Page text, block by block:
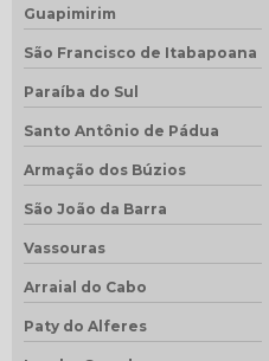
Guapimirim
São Francisco de Itabapoana
Paraíba do Sul
Santo Antônio de Pádua
Armação dos Búzios
São João da Barra
Vassouras
Arraial do Cabo
Paty do Alferes